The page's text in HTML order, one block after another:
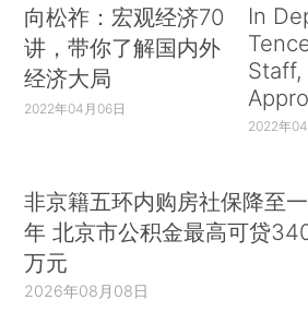
向松祚：宏观经济70
讲，带你了解国内外
经济大局
2022年04月06日
In
Staff,
2022年
非京籍五环内购房社保降至一
年 北京市公积金最高可贷
万元
2026年08月08日